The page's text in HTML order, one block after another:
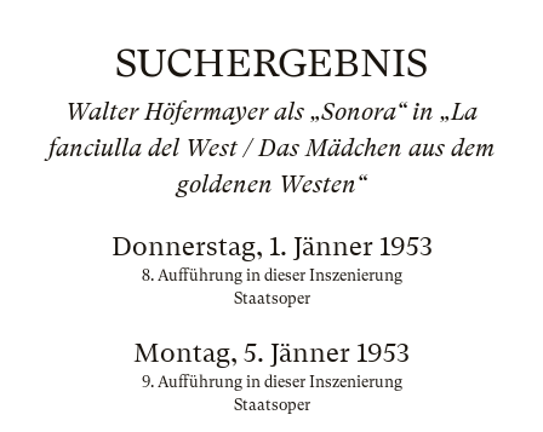
SUCHERGEBNIS
Walter Höfermayer als „Sonora“ in „La
fanciulla del West / Das Mädchen aus dem
goldenen Westen“
Donnerstag, 1. Jänner 1953
8. Aufführung in dieser Inszenierung
Staatsoper
Montag, 5. Jänner 1953
9. Aufführung in dieser Inszenierung
Staatsoper